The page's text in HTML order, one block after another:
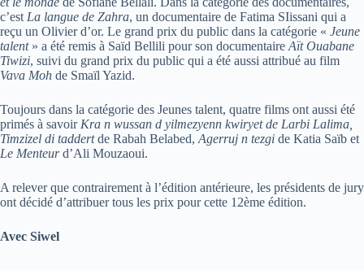
c’est La langue de Zahra, un documentaire de Fatima SIissani qui a
reçu un Olivier d’or. Le grand prix du public dans la catégorie « Jeune
talent» a été remis à Saïd Bellili pour son documentaire Aït Ouabane
Tiwizi, suivi du grand prix du public qui a été aussi attribué au film
Vava Moh de Smaïl Yazid.
Toujours dans la catégorie des Jeunes talent, quatre films ont aussi été
primés à savoir Kra n wussan d yilmezyenn kwiryet de Larbi Lalima,
Timzizel di taddertde Rabah Belabed, Agerruj n tezgi de Katia Saïb et
Le Menteurd’Ali Mouzaoui.
A relever que contrairement à l’édition antérieure, les présidents de jury
ont décidé d’attribuer tous les prix pour cette 12ème édition.
Avec Siwel